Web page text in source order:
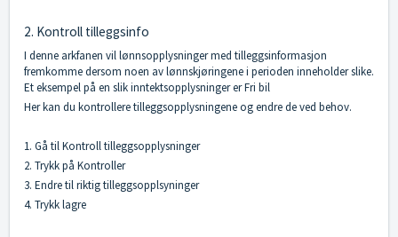
2. Kontroll tilleggsinfo
I denne arkfanen vil lønnsopplysninger med tilleggsinformasjon
fremkomme dersom noen av lønnskjøringene i perioden inneholder slike.
Et eksempel på en slik inntektsopplysninger er Fri bil
Her kan du kontrollere tilleggsopplysningene og endre de ved behov.
1. Gå til Kontroll tilleggsopplysninger
2. Trykk på Kontroller
3. Endre til riktig tilleggsopplsyninger
4. Trykk lagre